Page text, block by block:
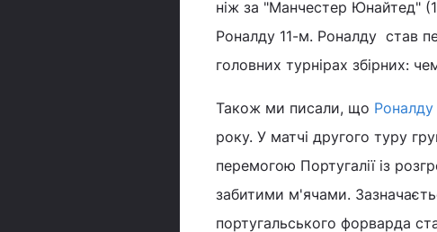
ніж за "Манчестер Юнайтед"
Роналду 11-м. Роналду став
головних турнірах збірних:
Також ми писали, що
року. У матчі другого туру
перемогою Португалії із
забитими м'ячами.
португальського форварда